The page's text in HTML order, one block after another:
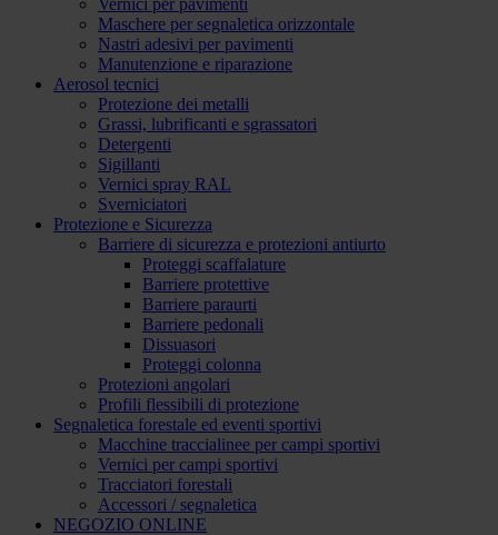
Vernici per pavimenti
Maschere per segnaletica orizzontale
Nastri adesivi per pavimenti
Manutenzione e riparazione
Aerosol tecnici
Protezione dei metalli
Grassi, lubrificanti e sgrassatori
Detergenti
Sigillanti
Vernici spray RAL
Sverniciatori
Protezione e Sicurezza
Barriere di sicurezza e protezioni antiurto
Proteggi scaffalature
Barriere protettive
Barriere paraurti
Barriere pedonali
Dissuasori
Proteggi colonna
Protezioni angolari
Profili flessibili di protezione
Segnaletica forestale ed eventi sportivi
Macchine traccialinee per campi sportivi
Vernici per campi sportivi
Tracciatori forestali
Accessori / segnaletica
NEGOZIO ONLINE